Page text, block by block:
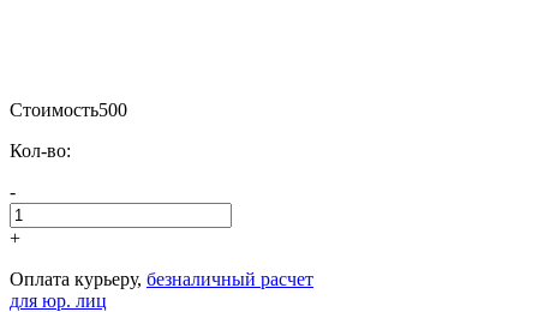
Стоимость500
Кол-во:
-
+
Оплата курьеру, безналичный расчет
для юр. лиц